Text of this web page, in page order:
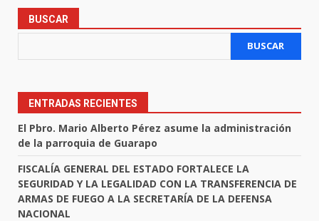
BUSCAR
BUSCAR
ENTRADAS RECIENTES
El Pbro. Mario Alberto Pérez asume la administración
de la parroquia de Guarapo
FISCALÍA GENERAL DEL ESTADO FORTALECE LA
SEGURIDAD Y LA LEGALIDAD CON LA TRANSFERENCIA DE
ARMAS DE FUEGO A LA SECRETARÍA DE LA DEFENSA
NACIONAL